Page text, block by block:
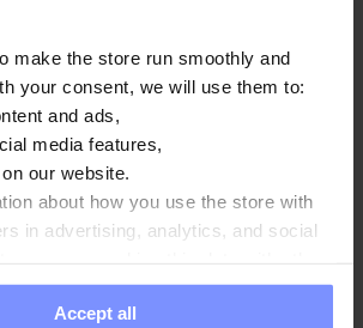
make the store run smoothly and
your consent, we will use them to:
and ads,
media features,
our website.
about how you use the store with
in advertising, analytics, and social
provided to them or that they have
use their services. Do you agree?
Accept all
- Microbiologische analyse